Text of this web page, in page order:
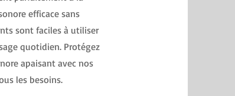
efficace sans
sont faciles à utiliser
quotidien. Protégez
apaisant avec nos
les besoins.